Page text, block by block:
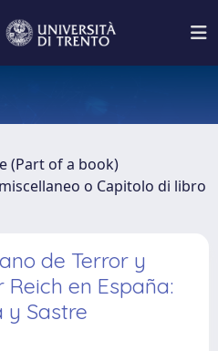
(Part of a book)
o Capitolo di libro
de Terror y
en España:
y Sastre